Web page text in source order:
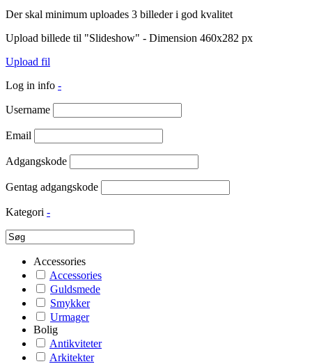
Der skal minimum uploades 3 billeder i god kvalitet
Upload billede til "Slideshow" - Dimension 460x282 px
Upload fil
Log in info -
Username
Email
Adgangskode
Gentag adgangskode
Kategori -
Accessories
Accessories
Guldsmede
Smykker
Urmager
Bolig
Antikviteter
Arkitekter